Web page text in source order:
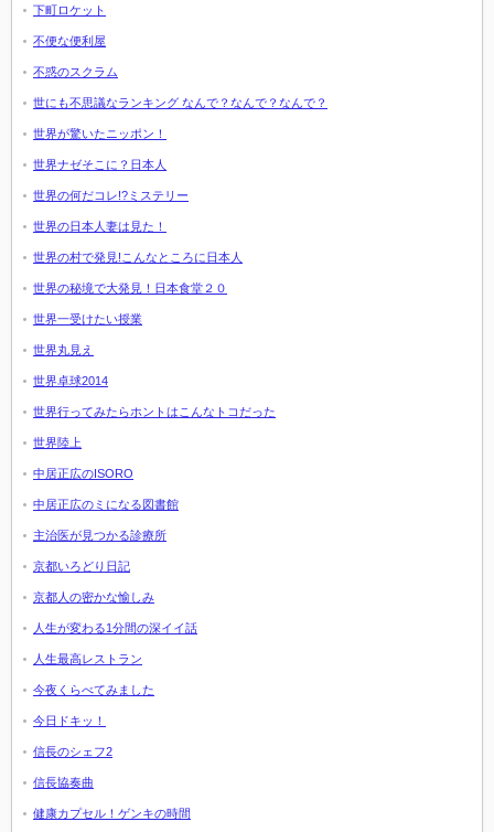
下町ロケット
不便な便利屋
不惑のスクラム
世にも不思議なランキング なんで？なんで？なんで？
世界が驚いたニッポン！
世界ナゼそこに？日本人
世界の何だコレ!?ミステリー
世界の日本人妻は見た！
世界の村で発見!こんなところに日本人
世界の秘境で大発見！日本食堂２０
世界一受けたい授業
世界丸見え
世界卓球2014
世界行ってみたらホントはこんなトコだった
世界陸上
中居正広のISORO
中居正広のミになる図書館
主治医が見つかる診療所
京都いろどり日記
京都人の密かな愉しみ
人生が変わる1分間の深イイ話
人生最高レストラン
今夜くらべてみました
今日ドキッ！
信長のシェフ2
信長協奏曲
健康カプセル！ゲンキの時間